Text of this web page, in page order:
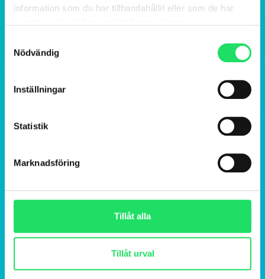
information som du har tillhandahållit eller som de har
Nödvändig
Inställningar
Statistik
Marknadsföring
Tillåt alla
Tillåt urval